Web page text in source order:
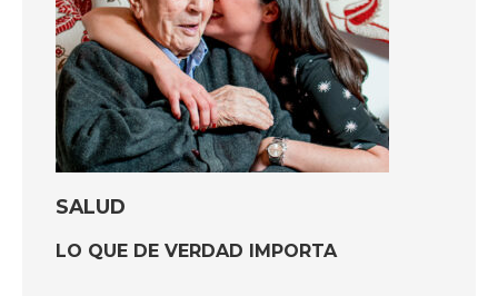
SALUD
LO QUE DE VERDAD IMPORTA